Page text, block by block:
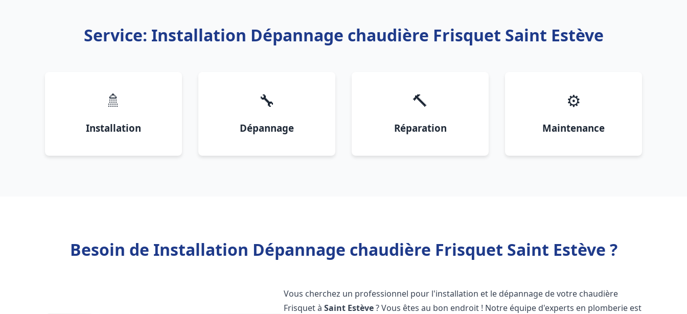
Service: Installation Dépannage chaudière Frisquet Saint Estève
🚿
Installation
🔧
Dépannage
🔨
Réparation
⚙️
Maintenance
Besoin de Installation Dépannage chaudière Frisquet Saint Estève ?
Vous cherchez un professionnel pour l'installation et le dépannage de votre chaudière
Frisquet àSaint Estève? Vous êtes au bon endroit ! Notre équipe d'experts en plomberie est